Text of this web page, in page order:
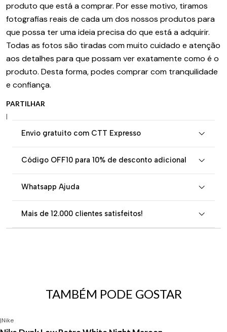
produto que está a comprar. Por esse motivo, tiramos
fotografias reais de cada um dos nossos produtos para
que possa ter uma ideia precisa do que está a adquirir.
Todas as fotos são tiradas com muito cuidado e atenção
aos detalhes para que possam ver exatamente como é o
produto. Desta forma, podes comprar com tranquilidade
e confiança.
PARTILHAR
|
Envio gratuito com CTT Expresso
Código OFF10 para 10% de desconto adicional
Whatsapp Ajuda
Mais de 12.000 clientes satisfeitos!
TAMBÉM PODE GOSTAR
|Nike